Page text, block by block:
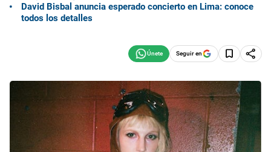
David Bisbal anuncia esperado concierto en Lima: conoce
todos los detalles
Seguir en